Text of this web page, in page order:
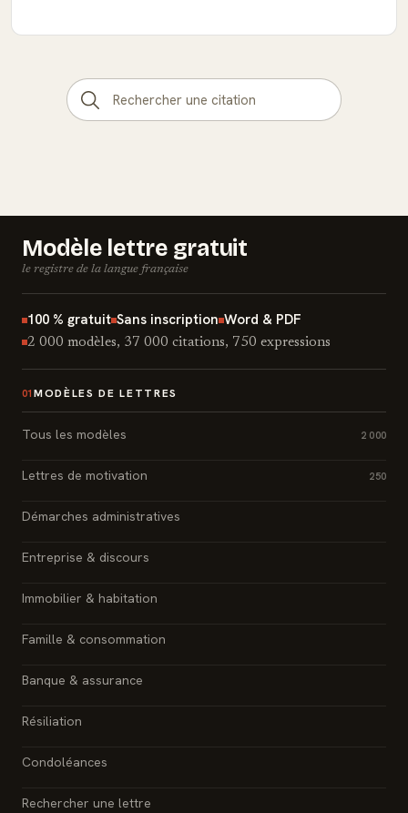
Modèle lettre gratuit
le registre de la langue française
100 % gratuit Sans inscription Word & PDF
2 000 modèles, 37 000 citations, 750 expressions
01 MODÈLES DE LETTRES
Tous les modèles 2 000
Lettres de motivation 250
Démarches administratives
Entreprise & discours
Immobilier & habitation
Famille & consommation
Banque & assurance
Résiliation
Condoléances
Rechercher une lettre